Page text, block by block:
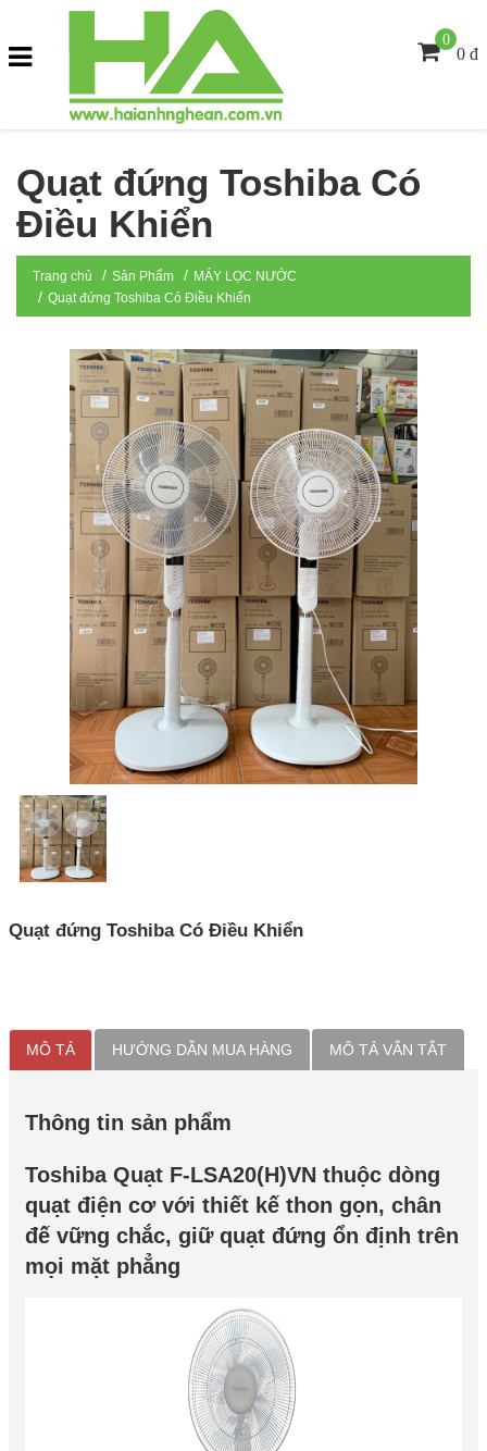
0
0 đ
Quạt đứng Toshiba Có
Điều Khiển
Trang chủ Sản Phẩm
MÁY LỌC NƯỚC
Quạt đứng Toshiba Có Điều Khiển
Quạt đứng Toshiba Có Điều Khiển
MÔ TẢ HƯỚNG DẪN MUA HÀNG MÔ TẢ VẮN TẮT
Thông tin sản phẩm
Toshiba Quạt F-LSA20(H)VN thuộc dòng
quạt điện cơ với thiết kế thon gọn, chân
đế vững chắc, giữ quạt đứng ổn định trên
mọi mặt phẳng